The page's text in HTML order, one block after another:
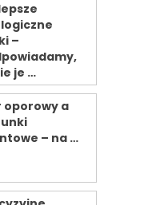
–
je …
oporowy a
– na …